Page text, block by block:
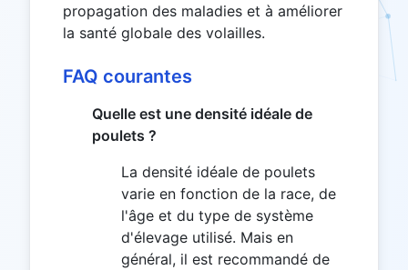
propagation des maladies et à améliorer
la santé globale des volailles.
FAQ courantes
Quelle est une densité idéale de
poulets ?
La densité idéale de poulets
varie en fonction de la race, de
l'âge et du type de système
d'élevage utilisé. Mais en
général, il est recommandé de